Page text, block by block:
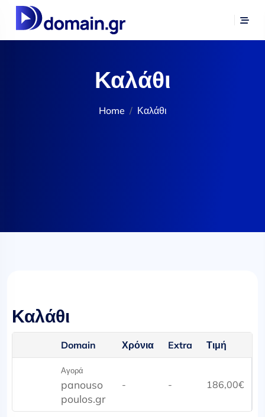
Καλάθι
Home Καλάθι
Καλάθι
Domain Χρόνια Extra Τιμή
Αγορά
panouso
poulos.gr
- - 186,00€